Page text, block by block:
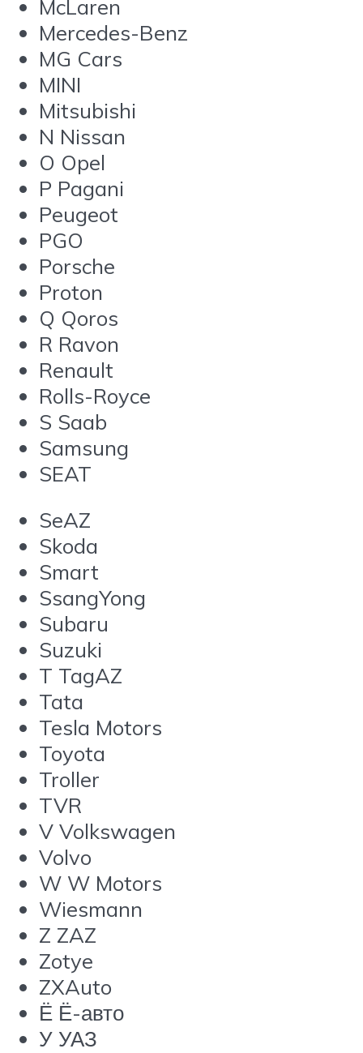
McLaren
Mercedes-Benz
MG Cars
MINI
Mitsubishi
N Nissan
O Opel
P Pagani
Peugeot
PGO
Porsche
Proton
Q Qoros
R Ravon
Renault
Rolls-Royce
S Saab
Samsung
SEAT
SeAZ
Skoda
Smart
SsangYong
Subaru
Suzuki
T TagAZ
Tata
Tesla Motors
Toyota
Troller
TVR
V Volkswagen
Volvo
W W Motors
Wiesmann
Z ZAZ
Zotye
ZXAuto
Ё Ё-авто
У УАЗ